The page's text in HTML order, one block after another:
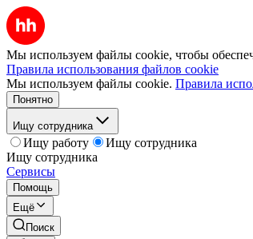
Мы используем файлы cookie, чтобы
Правила использования файлов cookie
Мы используем файлы cookie. Правила
Понятно
Ищу сотрудника
Ищу работу
Ищу сотрудника
Ищу сотрудника
Сервисы
Помощь
Ещё
Поиск